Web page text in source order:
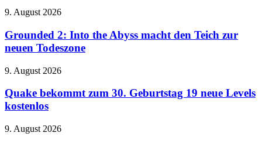
und
endlich
mit
Speicher
Grounded
Into
the
Abyss
den
zur
neuen
9. August 2026
Grounded 2: Into the Abyss macht den Teich zur
neuen Todeszone
Quake
zum
30.
Geburtstag
neue
9. August 2026
Quake bekommt zum 30. Geburtstag 19 neue Levels
kostenlos
Marvel
9. August 2026